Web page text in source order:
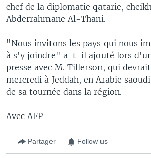
chef de la diplomatie qatarie,
Abderrahmane Al-Thani.
"Nous invitons les pays qui nous
à s'y joindre" a-t-il ajouté lors
presse avec M. Tillerson, qui
mercredi à Jeddah, en Arabie
de sa tournée dans la région.
Avec AFP
Partager Follow us